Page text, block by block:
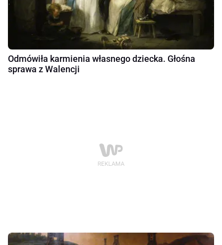
Odmówiła karmienia własnego dziecka. Głośna
sprawa z Walencji